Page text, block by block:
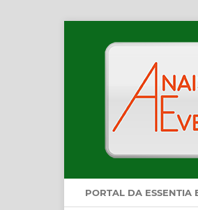
PORTAL DA ESSENTIA